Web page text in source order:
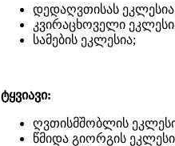
დედაღვთისას
კვირაცხოველი
სამების ეკლესია;
ტყვიავი:
ღვთისმშობლის
წმიდა გიორგის